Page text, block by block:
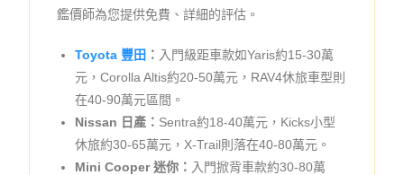
鑑價師為您提供免費、詳細的評估。
Toyota 豐田 ： 入門級距車款如Yaris約15-30萬
元，Corolla Altis約20-50萬元，RAV4休旅車型則
在40-90萬元區間。
Nissan 日產： Sentra約18-40萬元，Kicks小型
休旅約30-65萬元，X-Trail則落在40-80萬元。
Mini Cooper 迷你： 入門掀背車款約30-80萬